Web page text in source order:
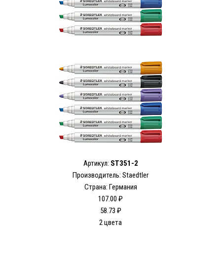
Артикул: ST351-2
Производитель: Staedtler
Страна: Германия
107.00 ₽
58.73 ₽
2 цвета